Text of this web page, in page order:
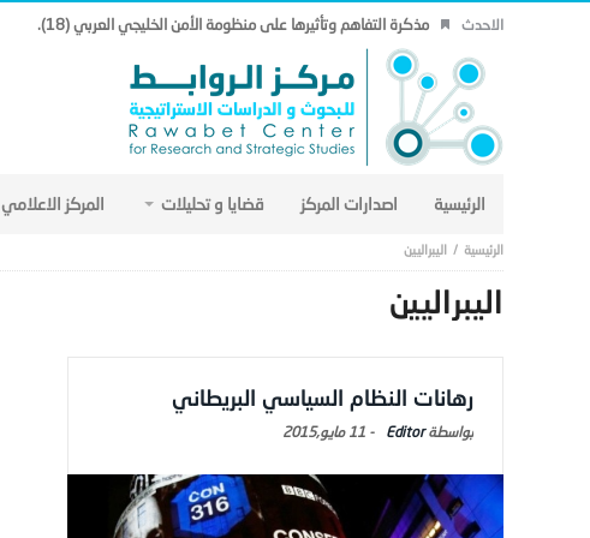
الاحدث مذكرة التفاهم وتأثيرها على منظومة الأمن الخليجي العربي (18).
الرئيسية اصدارات المركز قضايا و تحليلات المركز الاعلامي
اليبراليين
اليبراليين
رهانات النظام السياسي البريطاني
Editor
- 11 مايو,2015